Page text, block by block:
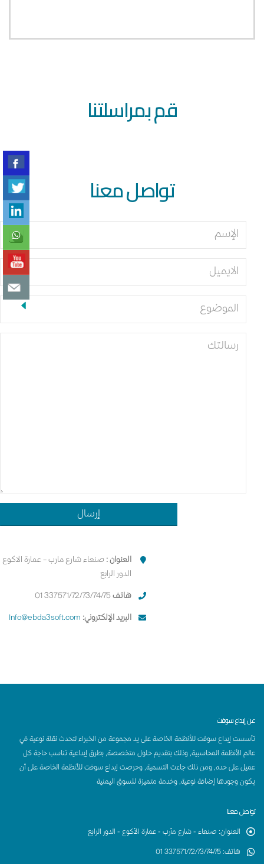
قم بمراسلتنا
تواصل معنا
العنوان : صنعاء شارع مارب – عمارة الاكوع
الدور الرابع
هاتف
البريد الإلكتروني: Info@ebda3soft.com
عن إبداع سوفت
تأسست إبداع سوفت للأنظمة الخاصة على يد مجموعة من الخبراء لتحدث نقلة نوعية في
عالم الأنظمة المحاسبية, وذلك بتقديم حلول متخصصة, بطرق إبداعية تناسب حاجة كل
عميل على حده, ومن ذلك جاءت التسمية, وحرصت إبداع سوفت للأنظمة الخاصة على أن
يكون وجودها إضافة نوعية, وخدمة متميزة للسوق اليمنية
تواصل معنا
العنوان: صنعاء - شارع مأرب - عمارة الأكوع - الدور الرابع
هاتف:
337571/72/73/74/75 01